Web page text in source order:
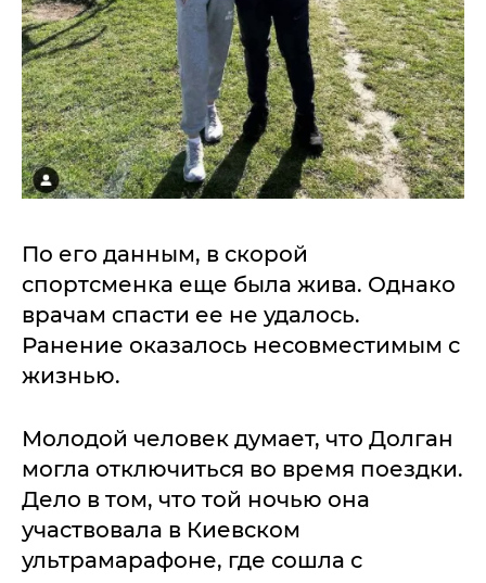
По его данным, в скорой
спортсменка еще была жива. Однако
врачам спасти ее не удалось.
Ранение оказалось несовместимым с
жизнью.
Молодой человек думает, что Долган
могла отключиться во время поездки.
Дело в том, что той ночью она
участвовала в Киевском
ультрамарафоне, где сошла с